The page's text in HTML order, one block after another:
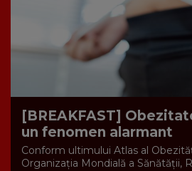
[BREAKFAST]
un fenomen alarmant
Conform ultimului Atlas al
Organizația Mondială a Sănătății,